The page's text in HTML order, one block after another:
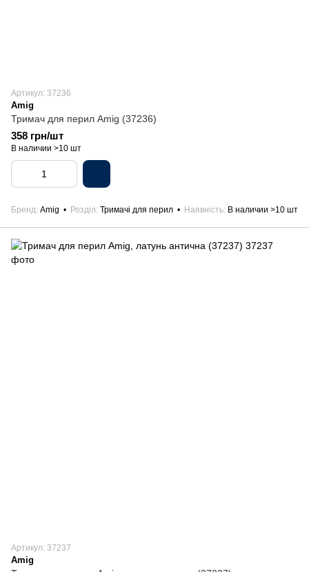
Артикул: 37236
Amig
Тримач для перил Amig (37236)
358 грн/шт
В наличии >10 шт
Бренд Amig Розділ Тримачі для перил Наявність В наличии >10 шт
Артикул: 37237
Amig